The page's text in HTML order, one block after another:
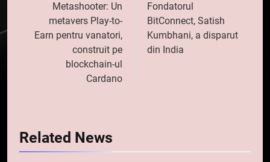
articole
Metashooter: Un
metavers Play-to-
Earn pentru vanatori,
construit pe
blockchain-ul
Cardano
Fondatorul
BitConnect, Satish
Kumbhani, a disparut
din India
Related News